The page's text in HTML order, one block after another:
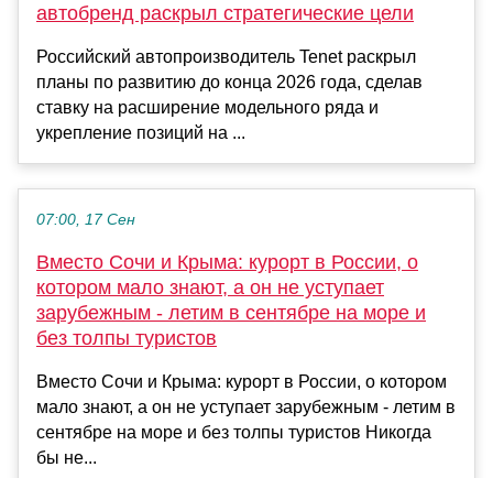
автобренд раскрыл стратегические цели
Российский автопроизводитель Tenet раскрыл
планы по развитию до конца 2026 года, сделав
ставку на расширение модельного ряда и
укрепление позиций на ...
07:00, 17 Сен
Вместо Сочи и Крыма: курорт в России, о
котором мало знают, а он не уступает
зарубежным - летим в сентябре на море и
без толпы туристов
Вместо Сочи и Крыма: курорт в России, о котором
мало знают, а он не уступает зарубежным - летим в
сентябре на море и без толпы туристов Никогда
бы не...